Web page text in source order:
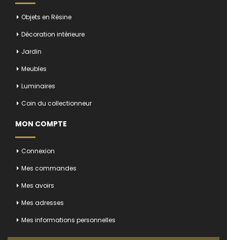
Objets en Résine
Décoration intérieure
Jardin
Meubles
Luminaires
Coin du collectionneur
MON COMPTE
Connexion
Mes commandes
Mes avoirs
Mes adresses
Mes informations personnelles